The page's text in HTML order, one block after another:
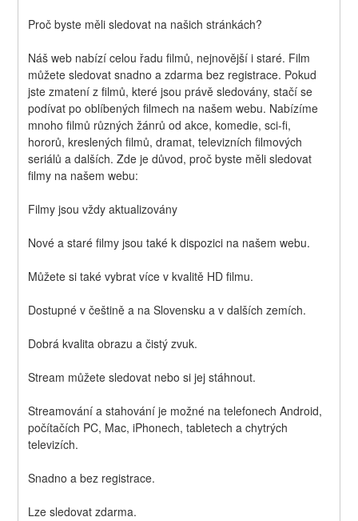
Proč byste měli sledovat na našich stránkách?
Náš web nabízí celou řadu filmů, nejnovější i staré. Film
můžete sledovat snadno a zdarma bez registrace. Pokud
jste zmatení z filmů, které jsou právě sledovány, stačí se
podívat po oblíbených filmech na našem webu. Nabízíme
mnoho filmů různých žánrů od akce, komedie, sci-fi,
hororů, kreslených filmů, dramat, televizních filmových
seriálů a dalších. Zde je důvod, proč byste měli sledovat
filmy na našem webu:
Filmy jsou vždy aktualizovány
Nové a staré filmy jsou také k dispozici na našem webu.
Můžete si také vybrat více v kvalitě HD filmu.
Dostupné v češtině a na Slovensku a v dalších zemích.
Dobrá kvalita obrazu a čistý zvuk.
Stream můžete sledovat nebo si jej stáhnout.
Streamování a stahování je možné na telefonech Android,
počítačích PC, Mac, iPhonech, tabletech a chytrých
televizích.
Snadno a bez registrace.
Lze sledovat zdarma.